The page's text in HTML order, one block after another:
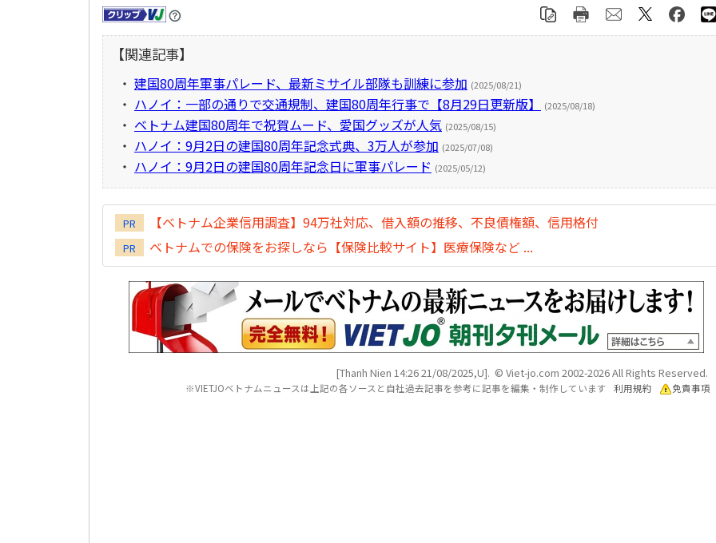
【関連記事】
・ 建国80周年軍事パレード、最新ミサイル部隊も訓練に参加 (2025/08/21)
・ ハノイ：一部の通りで交通規制、建国80周年行事で【8月29日更新版】 (2025/08/18)
・ ベトナム建国80周年で祝賀ムード、愛国グッズが人気 (2025/08/15)
・ ハノイ：9月2日の建国80周年記念式典、3万人が参加 (2025/07/08)
・ ハノイ：9月2日の建国80周年記念日に軍事パレード (2025/05/12)
PR 【ベトナム企業信用調査】94万社対応、借入額の推移、不良債権額、信用格付
PR ベトナムでの保険をお探しなら【保険比較サイト】医療保険など ...
[Thanh Nien 14:26 21/08/2025,U]. © Viet-jo.com 2002-2026 All Rights Reserved.
※VIETJOベトナムニュースは上記の各ソースと自社過去記事を参考に記事を編集・制作しています 利用規約 免責事項